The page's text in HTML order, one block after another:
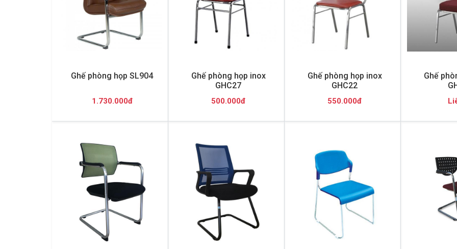
Ghế phòng họp SL904
1.730.000đ
Ghế phòng họp inox
GHC27
500.000đ
Ghế phòng họp inox
GHC22
550.000đ
Ghế